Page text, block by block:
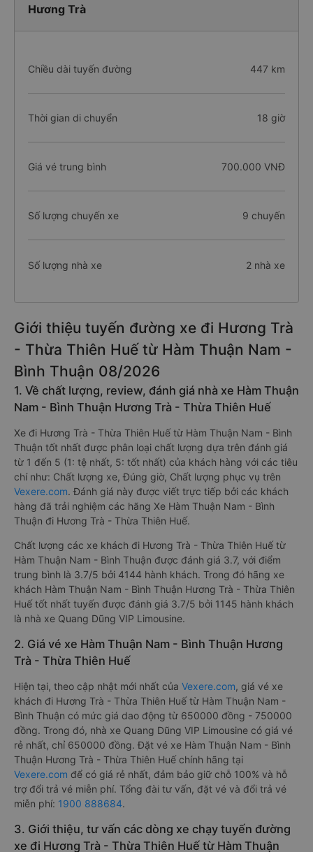
Hương Trà
Chiều dài tuyến đường 447 km
Thời gian di chuyển 18 giờ
Giá vé trung bình 700.000 VNĐ
Số lượng chuyến xe 9 chuyến
Số lượng nhà xe 2 nhà xe
Giới thiệu tuyến đường xe đi Hương Trà
- Thừa Thiên Huế từ Hàm Thuận Nam -
Bình Thuận 08/2026
1. Về chất lượng, review, đánh giá nhà xe Hàm Thuận
Nam - Bình Thuận Hương Trà - Thừa Thiên Huế
Xe đi Hương Trà - Thừa Thiên Huế từ Hàm Thuận Nam - Bình
Thuận tốt nhất được phân loại chất lượng dựa trên đánh giá
từ 1 đến 5 (1: tệ nhất, 5: tốt nhất) của khách hàng với các tiêu
chí như: Chất lượng xe, Đúng giờ, Chất lượng phục vụ trên
Vexere.com. Đánh giá này được viết trực tiếp bởi các khách
hàng đã trải nghiệm các hãng Xe Hàm Thuận Nam - Bình
Thuận đi Hương Trà - Thừa Thiên Huế.
Chất lượng các xe khách đi Hương Trà - Thừa Thiên Huế từ
Hàm Thuận Nam - Bình Thuận được đánh giá 3.7, với điểm
trung bình là 3.7/5 bởi 4144 hành khách. Trong đó hãng xe
khách Hàm Thuận Nam - Bình Thuận Hương Trà - Thừa Thiên
Huế tốt nhất tuyến được đánh giá 3.7/5 bởi 1145 hành khách
là nhà xe Quang Dũng VIP Limousine.
2. Giá vé xe Hàm Thuận Nam - Bình Thuận Hương
Trà - Thừa Thiên Huế
Hiện tại, theo cập nhật mới nhất của Vexere.com, giá vé xe
khách đi Hương Trà - Thừa Thiên Huế từ Hàm Thuận Nam -
Bình Thuận có mức giá dao động từ 650000 đồng - 750000
đồng. Trong đó, nhà xe Quang Dũng VIP Limousine có giá vé
rẻ nhất, chỉ 650000 đồng. Đặt vé xe Hàm Thuận Nam - Bình
Thuận Hương Trà - Thừa Thiên Huế chính hãng tại
Vexere.com để có giá rẻ nhất, đảm bảo giữ chỗ 100% và hỗ
trợ đổi trả vé miễn phí. Tổng đài tư vấn, đặt vé và đổi trả vé
miễn phí: 1900 888684.
3. Giới thiệu, tư vấn các dòng xe chạy tuyến đường
xe đi Hương Trà - Thừa Thiên Huế từ Hàm Thuận